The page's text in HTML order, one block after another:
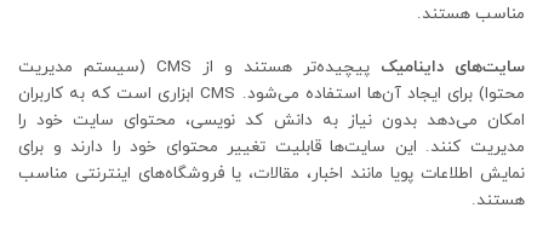
مناسب هستند.
سایت‌های داینامیک
پیچیده‌تر هستند و از CMS (سیستم مدیریت
محتوا) برای ایجاد آن‌ها استفاده می‌شود. CMS ابزاری است که به کاربران
امکان می‌دهد بدون نیاز به دانش کد نویسی، محتوای سایت خود را
مدیریت کنند. این سایت‌ها قابلیت تغییر محتوای خود را دارند و برای
نمایش اطلاعات پویا مانند اخبار، مقالات، یا فروشگاه‌های اینترنتی مناسب
هستند.